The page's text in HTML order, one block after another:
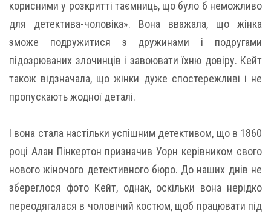
корисними у розкритті таємниць, що було б неможливо
для детектива-чоловіка». Вона вважала, що жінка
зможе подружитися з дружинами і подругами
підозрюваних злочинців і завоювати їхню довіру. Кейт
також відзначала, що жінки дуже спостережливі і не
пропускають жодної деталі.
І вона стала настільки успішним детективом, що в 1860
році Алан Пінкертон призначив Уорн керівником свого
нового жіночого детективного бюро. До наших днів не
збереглося фото Кейт, однак, оскільки вона нерідко
переодягалася в чоловічий костюм, щоб працювати під